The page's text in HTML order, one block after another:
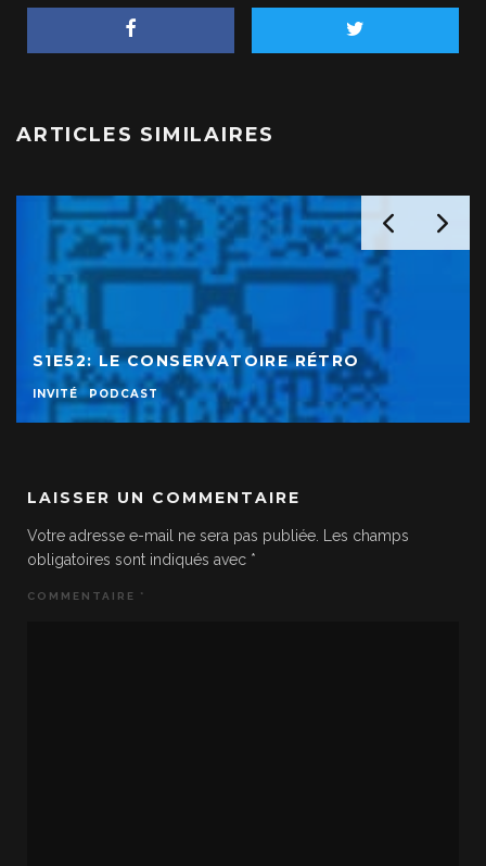
ARTICLES SIMILAIRES
S1E52: LE CONSERVATOIRE RÉTRO
INVITÉ PODCAST
LAISSER UN COMMENTAIRE
Votre adresse e-mail ne sera pas publiée. Les champs
obligatoires sont indiqués avec *
COMMENTAIRE *